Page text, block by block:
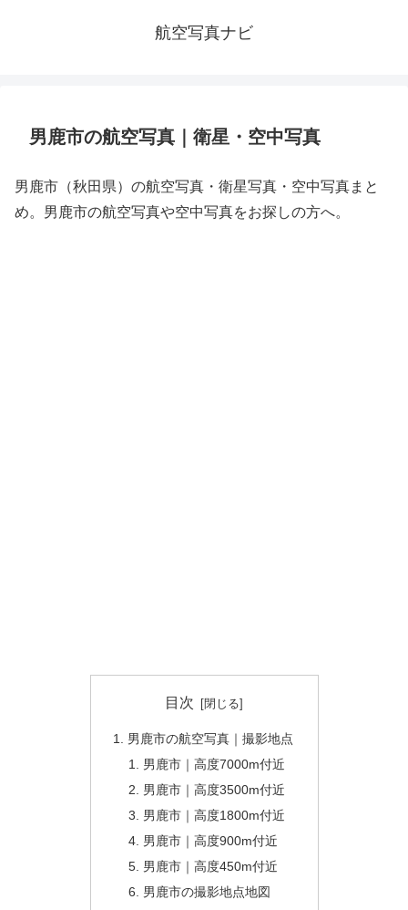
航空写真ナビ
男鹿市の航空写真｜衛星・空中写真
男鹿市（秋田県）の航空写真・衛星写真・空中写真まと
め。男鹿市の航空写真や空中写真をお探しの方へ。
目次
男鹿市の航空写真｜撮影地点
男鹿市｜高度7000m付近
男鹿市｜高度3500m付近
男鹿市｜高度1800m付近
男鹿市｜高度900m付近
男鹿市｜高度450m付近
男鹿市の撮影地点地図